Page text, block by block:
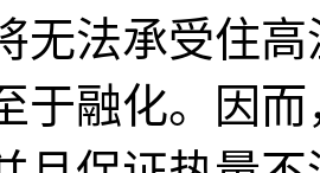
无法承受住
于融化。因